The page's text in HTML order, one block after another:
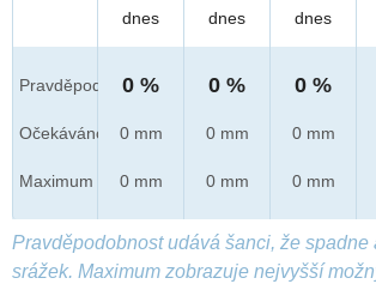
Pravděpod.
Očekáváno
Maximum
dnes
0 %
0 mm
0 mm
dnes
0 %
0 mm
0 mm
dnes
0 %
0 mm
0 mm
Pravděpodobnost udává šanci, že spadne
srážek. Maximum zobrazuje nejvyšší